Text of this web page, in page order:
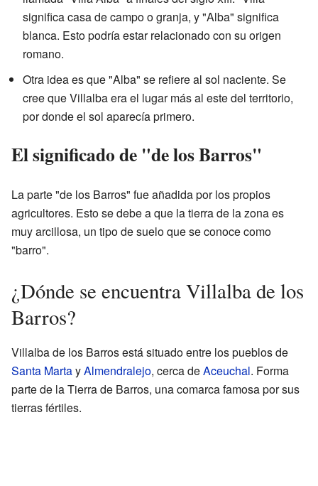
significa casa de campo o granja, y "Alba" significa
blanca. Esto podría estar relacionado con su origen
romano.
Otra idea es que "Alba" se refiere al sol naciente. Se
cree que Villalba era el lugar más al este del territorio,
por donde el sol aparecía primero.
El significado de "de los Barros"
La parte "de los Barros" fue añadida por los propios
agricultores. Esto se debe a que la tierra de la zona es
muy arcillosa, un tipo de suelo que se conoce como
"barro".
¿Dónde se encuentra Villalba de los
Barros?
Villalba de los Barros está situado entre los pueblos de
Santa MartayAlmendralejo, cerca deAceuchal. Forma
parte de la Tierra de Barros, una comarca famosa por sus
tierras fértiles.